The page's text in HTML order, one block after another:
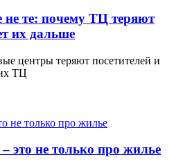
те: почему ТЦ теряют
их дальше
центры теряют посетителей и
ТЦ
это не только про жилье